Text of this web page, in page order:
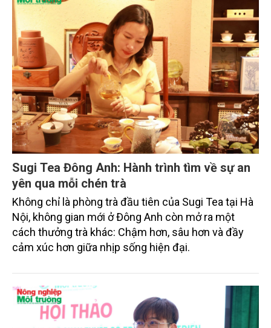
“đầu tàu” trong thúc đẩy chế biến sâu và kiến tạo
chuỗi giá trị khép kín.
Sugi Tea Đông Anh: Hành trình tìm về sự an
yên qua mỗi chén trà
Không chỉ là phòng trà đầu tiên của Sugi Tea tại Hà
Nội, không gian mới ở Đông Anh còn mở ra một
cách thưởng trà khác: Chậm hơn, sâu hơn và đầy
cảm xúc hơn giữa nhịp sống hiện đại.